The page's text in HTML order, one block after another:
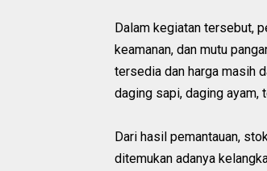
Dalam kegiatan tersebut,
keamanan, dan mutu
tersedia dan harga masih
daging sapi, daging ayam,
Dari hasil pemantauan,
ditemukan adanya